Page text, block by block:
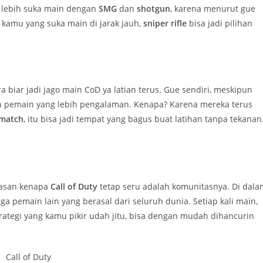
suka main dengan SMG dan shotgun, karena menurut gue
yang suka main di jarak jauh, sniper rifle bisa jadi pilihan
biar jadi jago main CoD ya latian terus. Gue sendiri, meskipun
yang lebih pengalaman. Kenapa? Karena mereka terus
, itu bisa jadi tempat yang bagus buat latihan tanpa
kenapa Call of Duty tetap seru adalah komunitasnya. Di
pemain lain yang berasal dari seluruh dunia. Setiap kali main,
yang kamu pikir udah jitu, bisa dengan mudah dihancurin